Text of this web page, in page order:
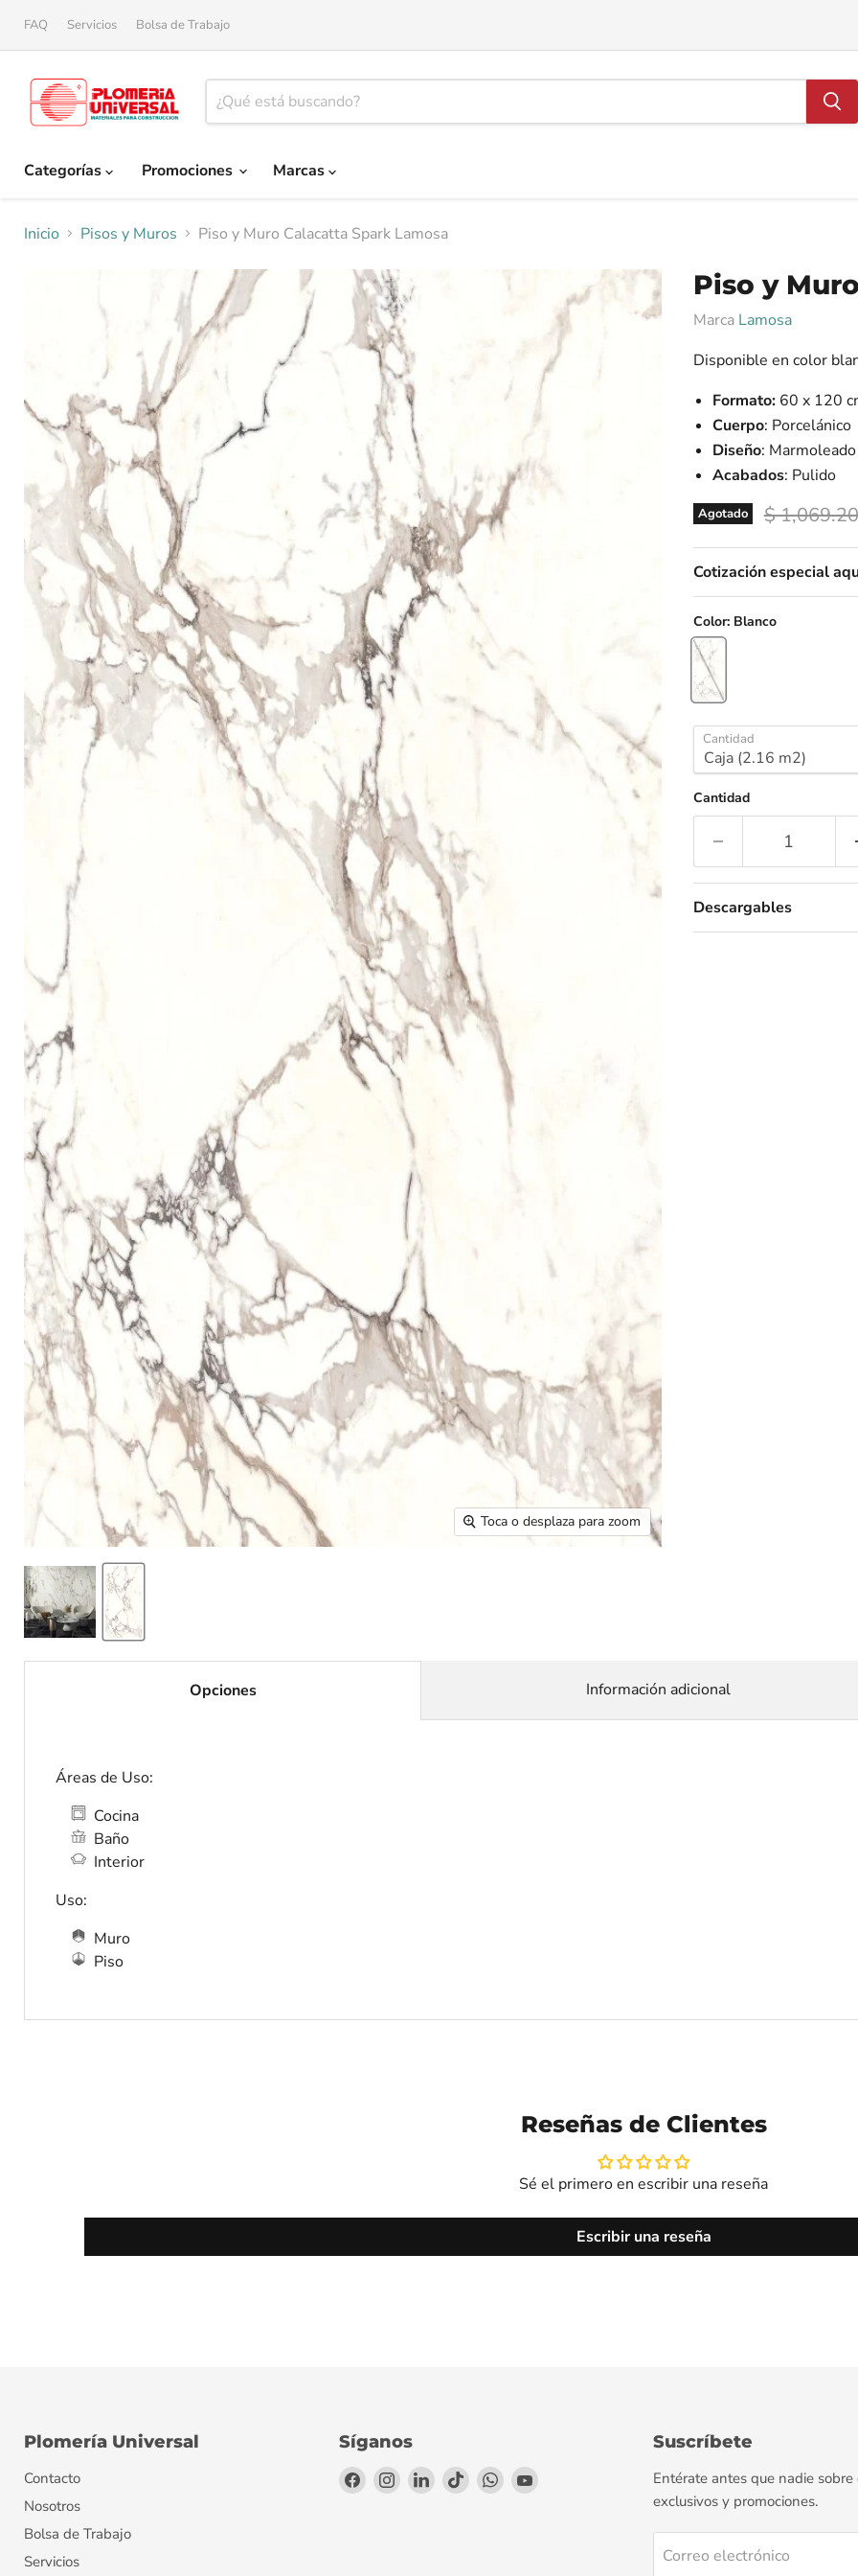
FAQ Servicios Bolsa de Trabajo
Categorías
Promociones Marcas
Inicio Pisos y Muros Piso y Muro Calacatta Spark Lamosa
Toca o desplaza para zoom
Piso y
Marca Lamosa
Disponible en color
Formato: 60 x 120
Cuerpo: Porcelánico
Diseño: Marmoleado
Acabados: Pulido
Agotado Precio
$ 1,069.20
Cotización especial
Color: Blanco
Cantidad
Cantidad
Descargables
Opciones
Áreas de Uso:
Cocina
Baño
Interior
Uso:
Muro
Piso
Información adicional
Reseñas de Clientes
Sé el primero en escribir una reseña
Escribir una reseña
Plomería Universal
Contacto
Nosotros
Bolsa de Trabajo
Servicios
Síganos
Encuéntrenos
Encuéntrenos
Encuéntrenos
Encuéntrenos
Encuéntrenos
Encuéntrenos
Suscríbete
Entérate antes que nadie sobre
exclusivos y promociones.
Correo electrónico